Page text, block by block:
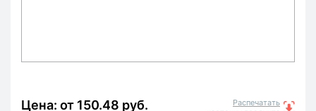
Цена: от 150.48 руб.
Распечатать